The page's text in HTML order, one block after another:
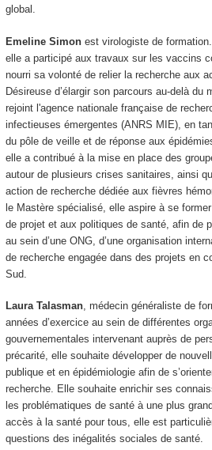
global.
Emeline Simon est virologiste de
elle a participé aux travaux sur les vaccins
nourri sa volonté de relier la recherche aux
Désireuse d’élargir son parcours au-delà du
rejoint l'agence nationale française de
infectieuses émergentes (ANRS MIE), en
du pôle de veille et de réponse aux
elle a contribué à la mise en place des
autour de plusieurs crises sanitaires, ainsi
action de recherche dédiée aux fièvres
le Mastère spécialisé, elle aspire à se
de projet et aux politiques de santé, afin de
au sein d’une ONG, d’une organisation
de recherche engagée dans des projets en
Sud.
Laura Talasman, médecin généraliste de
années d’exercice au sein de différentes
gouvernementales intervenant auprès de
précarité, elle souhaite développer de
publique et en épidémiologie afin de
recherche. Elle souhaite enrichir ses
les problématiques de santé à une plus
accès à la santé pour tous, elle est
questions des inégalités sociales de santé.